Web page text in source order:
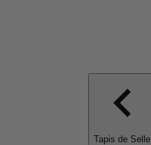
Tapis de Selle